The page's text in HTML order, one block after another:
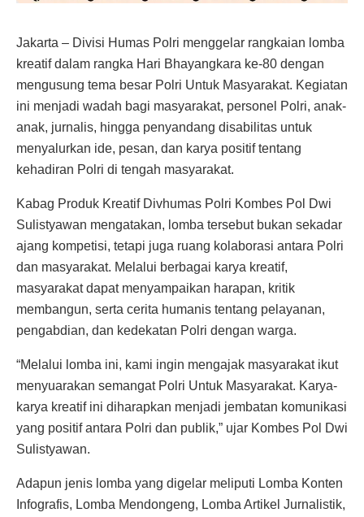
Jakarta – Divisi Humas Polri menggelar rangkaian lomba
kreatif dalam rangka Hari Bhayangkara ke-80 dengan
mengusung tema besar Polri Untuk Masyarakat. Kegiatan
ini menjadi wadah bagi masyarakat, personel Polri, anak-
anak, jurnalis, hingga penyandang disabilitas untuk
menyalurkan ide, pesan, dan karya positif tentang
kehadiran Polri di tengah masyarakat.
Kabag Produk Kreatif Divhumas Polri Kombes Pol Dwi
Sulistyawan mengatakan, lomba tersebut bukan sekadar
ajang kompetisi, tetapi juga ruang kolaborasi antara Polri
dan masyarakat. Melalui berbagai karya kreatif,
masyarakat dapat menyampaikan harapan, kritik
membangun, serta cerita humanis tentang pelayanan,
pengabdian, dan kedekatan Polri dengan warga.
“Melalui lomba ini, kami ingin mengajak masyarakat ikut
menyuarakan semangat Polri Untuk Masyarakat. Karya-
karya kreatif ini diharapkan menjadi jembatan komunikasi
yang positif antara Polri dan publik,” ujar Kombes Pol Dwi
Sulistyawan.
Adapun jenis lomba yang digelar meliputi Lomba Konten
Infografis, Lomba Mendongeng, Lomba Artikel Jurnalistik,